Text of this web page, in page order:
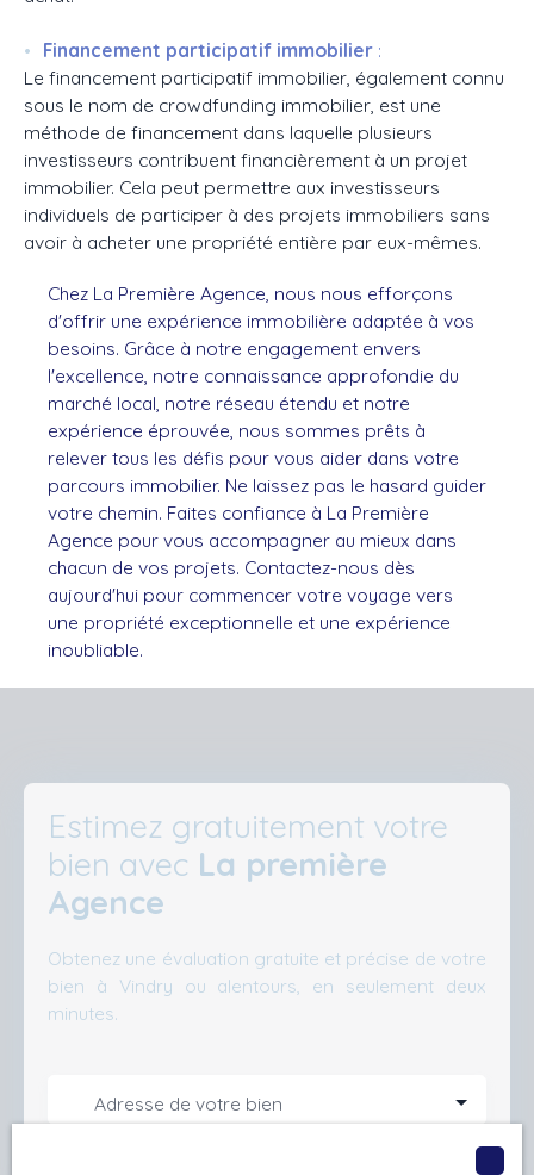
Financement participatif immobilier:
Le financement participatif immobilier, également connu
sous le nom de crowdfunding immobilier, est une
méthode de financement dans laquelle plusieurs
investisseurs contribuent financièrement à un projet
immobilier. Cela peut permettre aux investisseurs
individuels de participer à des projets immobiliers sans
avoir à acheter une propriété entière par eux-mêmes.
Chez La Première Agence, nous nous efforçons
d'offrir une expérience immobilière adaptée à vos
besoins. Grâce à notre engagement envers
l'excellence, notre connaissance approfondie du
marché local, notre réseau étendu et notre
expérience éprouvée, nous sommes prêts à
relever tous les défis pour vous aider dans votre
parcours immobilier. Ne laissez pas le hasard guider
votre chemin. Faites confiance à La Première
Agence pour vous accompagner au mieux dans
chacun de vos projets. Contactez-nous dès
aujourd'hui pour commencer votre voyage vers
une propriété exceptionnelle et une expérience
inoubliable.
Estimez gratuitement votre
bien avec La première
Agence
Obtenez une évaluation gratuite et précise de votre
bien à Vindry ou alentours, en seulement deux
minutes.
Adresse de votre bien